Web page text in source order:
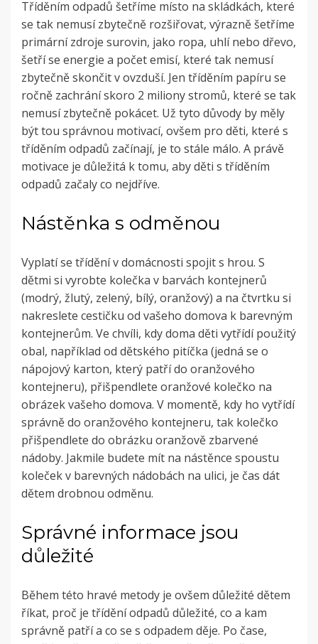
Tříděním odpadů šetříme místo na skládkách, které
se tak nemusí zbytečně rozšiřovat, výrazně šetříme
primární zdroje surovin, jako ropa, uhlí nebo dřevo,
šetří se energie a počet emisí, které tak nemusí
zbytečně skončit v ovzduší. Jen tříděním papíru se
ročně zachrání skoro 2 miliony stromů, které se tak
nemusí zbytečně pokácet. Už tyto důvody by měly
být tou správnou motivací, ovšem pro děti, které s
tříděním odpadů začínají, je to stále málo. A právě
motivace je důležitá k tomu, aby děti s tříděním
odpadů začaly co nejdříve.
Nástěnka s odměnou
Vyplatí se třídění v domácnosti spojit s hrou. S
dětmi si vyrobte kolečka v barvách kontejnerů
(modrý, žlutý, zelený, bílý, oranžový) a na čtvrtku si
nakreslete cestičku od vašeho domova k barevným
kontejnerům. Ve chvíli, kdy doma děti vytřídí použitý
obal, například od dětského pitíčka (jedná se o
nápojový karton, který patří do oranžového
kontejneru), přišpendlete oranžové kolečko na
obrázek vašeho domova. V momentě, kdy ho vytřídí
správně do oranžového kontejneru, tak kolečko
přišpendlete do obrázku oranžově zbarvené
nádoby. Jakmile budete mít na nástěnce spoustu
koleček v barevných nádobách na ulici, je čas dát
dětem drobnou odměnu.
Správné informace jsou
důležité
Během této hravé metody je ovšem důležité dětem
říkat, proč je třídění odpadů důležité, co a kam
správně patří a co se s odpadem děje. Po čase,